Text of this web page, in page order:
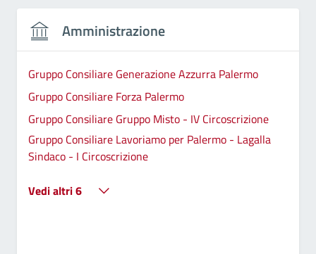
Amministrazione
Gruppo Consiliare Generazione Azzurra Palermo
Gruppo Consiliare Forza Palermo
Gruppo Consiliare Gruppo Misto - IV Circoscrizione
Gruppo Consiliare Lavoriamo per Palermo - Lagalla
Sindaco - I Circoscrizione
Vedi altri 6